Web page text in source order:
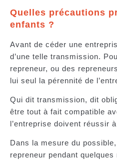
Quelles précautions
enfants ?
Avant de céder une
d’une telle transmission.
repreneur, ou des
lui seul la pérennité de
Qui dit transmission, dit
être tout à fait compatible
l’entreprise doivent réussir
Dans la mesure du
repreneur pendant